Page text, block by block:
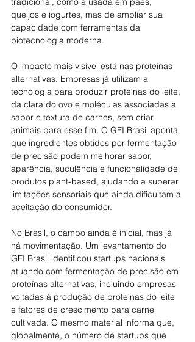
queijos e iogurtes, mas de ampliar sua
capacidade com ferramentas da
biotecnologia moderna.
O impacto mais visível está nas proteínas
alternativas. Empresas já utilizam a
tecnologia para produzir proteínas do leite,
da clara do ovo e moléculas associadas a
sabor e textura de carnes, sem criar
animais para esse fim. O GFI Brasil aponta
que ingredientes obtidos por fermentação
de precisão podem melhorar sabor,
aparência, suculência e funcionalidade de
produtos plant-based, ajudando a superar
limitações sensoriais que ainda dificultam a
aceitação do consumidor.
No Brasil, o campo ainda é inicial, mas já
há movimentação. Um levantamento do
GFI Brasil identificou startups nacionais
atuando com fermentação de precisão em
proteínas alternativas, incluindo empresas
voltadas à produção de proteínas do leite
e fatores de crescimento para carne
cultivada. O mesmo material informa que,
globalmente, o número de startups que